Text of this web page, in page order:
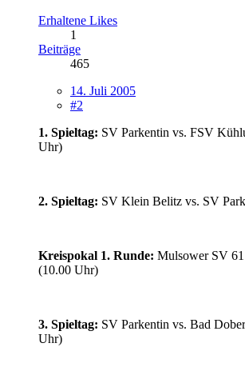
Erhaltene Likes
1
Beiträge
465
14. Juli 2005
#2
1. Spieltag: SV Parkentin vs. FSV
Uhr)
2. Spieltag: SV Klein Belitz vs. SV
Kreispokal 1. Runde: Mulsower SV
(10.00 Uhr)
3. Spieltag: SV Parkentin vs. Bad
Uhr)